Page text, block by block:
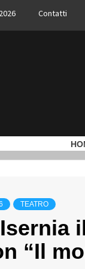
Contatti
TEATRO
“Il